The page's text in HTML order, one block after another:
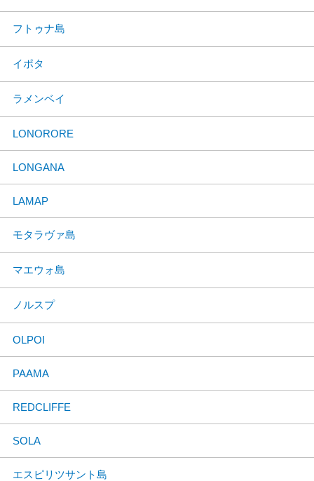
フトゥナ島
イポタ
ラメンベイ
LONORORE
LONGANA
LAMAP
モタラヴァ島
マエウォ島
ノルスプ
OLPOI
PAAMA
REDCLIFFE
SOLA
エスピリツサント島